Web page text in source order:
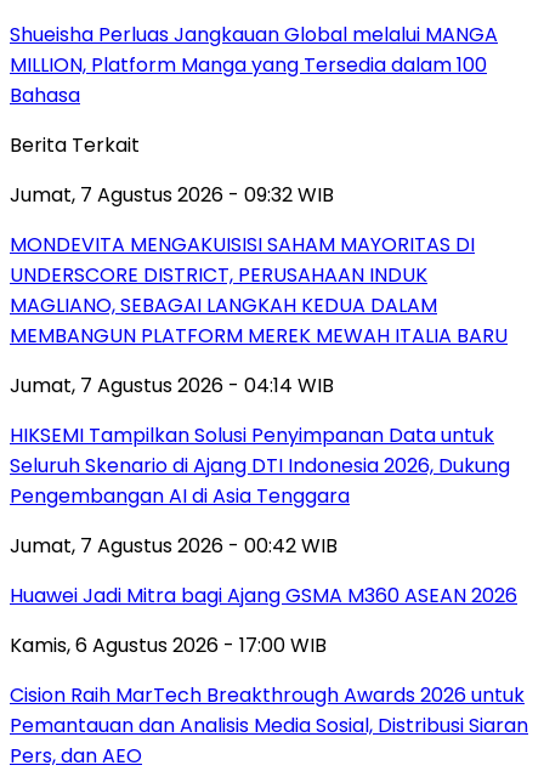
Shueisha Perluas Jangkauan Global melalui MANGA
MILLION, Platform Manga yang Tersedia dalam 100
Bahasa
Berita Terkait
Jumat, 7 Agustus 2026 - 09:32 WIB
MONDEVITA MENGAKUISISI SAHAM MAYORITAS DI
UNDERSCORE DISTRICT, PERUSAHAAN INDUK
MAGLIANO, SEBAGAI LANGKAH KEDUA DALAM
MEMBANGUN PLATFORM MEREK MEWAH ITALIA BARU
Jumat, 7 Agustus 2026 - 04:14 WIB
HIKSEMI Tampilkan Solusi Penyimpanan Data untuk
Seluruh Skenario di Ajang DTI Indonesia 2026, Dukung
Pengembangan AI di Asia Tenggara
Jumat, 7 Agustus 2026 - 00:42 WIB
Huawei Jadi Mitra bagi Ajang GSMA M360 ASEAN 2026
Kamis, 6 Agustus 2026 - 17:00 WIB
Cision Raih MarTech Breakthrough Awards 2026 untuk
Pemantauan dan Analisis Media Sosial, Distribusi Siaran
Pers, dan AEO